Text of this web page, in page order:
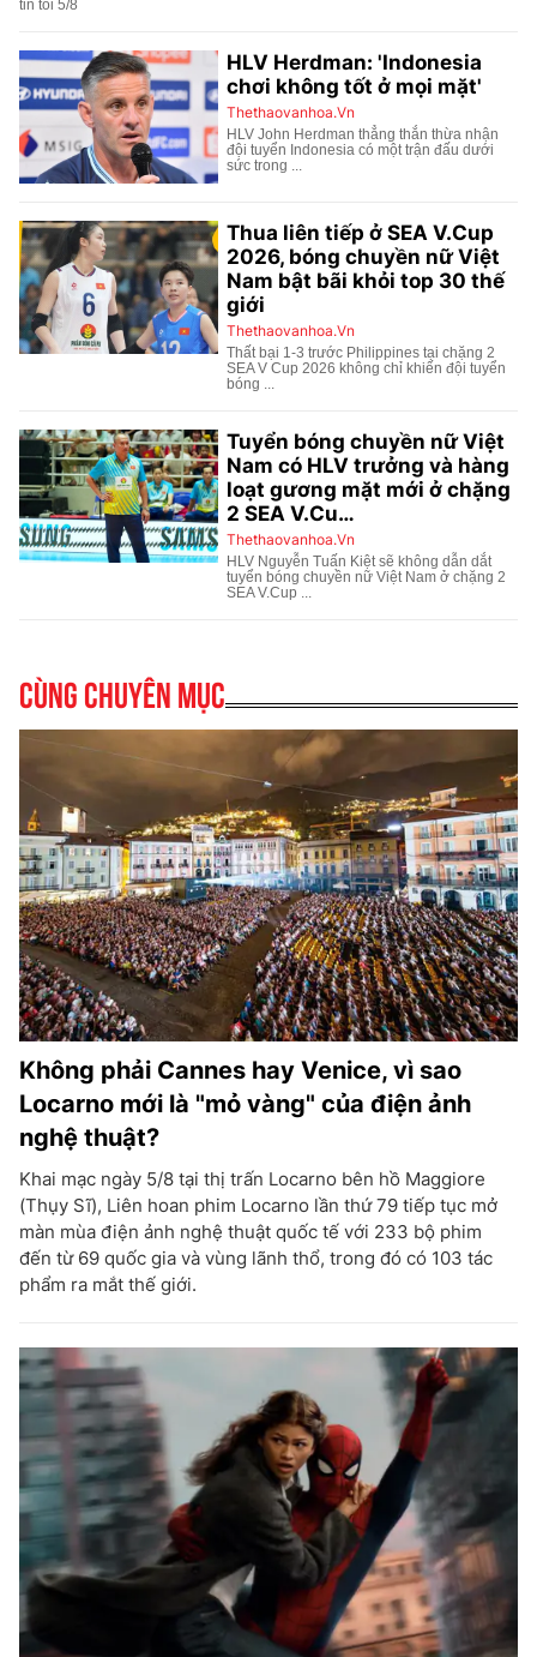
Cùng chuyên mục
Không phải Cannes hay Venice, vì sao
Locarno mới là "mỏ vàng" của điện ảnh
nghệ thuật?
Khai mạc ngày 5/8 tại thị trấn Locarno bên hồ Maggiore
(Thụy Sĩ), Liên hoan phim Locarno lần thứ 79 tiếp tục mở
màn mùa điện ảnh nghệ thuật quốc tế với 233 bộ phim
đến từ 69 quốc gia và vùng lãnh thổ, trong đó có 103 tác
phẩm ra mắt thế giới.